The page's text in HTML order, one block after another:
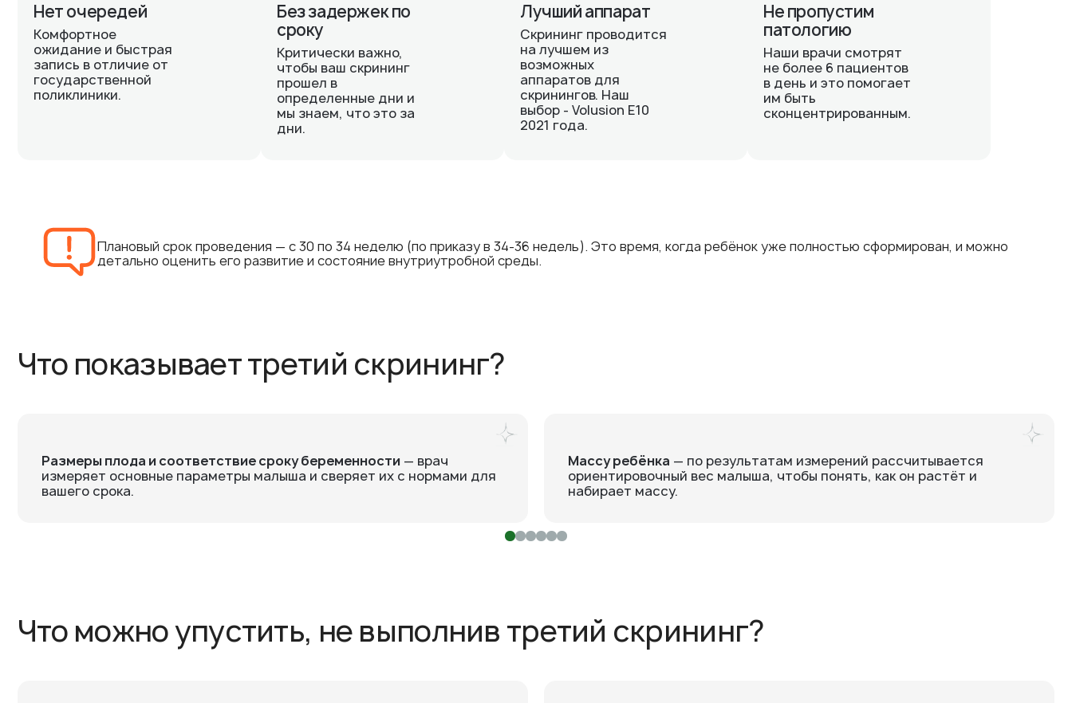
Нет очередей
Комфортное
ожидание и быстрая
запись в отличие от
государственной
поликлиники.
Без задержек по
сроку
Критически важно,
чтобы ваш скрининг
прошел в
определенные дни и
мы знаем, что это за
дни.
Лучший аппарат
Скрининг проводится
на лучшем из
возможных
аппаратов для
скринингов. Наш
выбор - Volusion E10
2021 года.
Не пропустим
патологию
Наши врачи смотрят
не более 6 пациентов
в день и это помогает
им быть
сконцентрированным.
Плановый срок проведения — с 30 по 34 неделю (по приказу в 34-36 недель). Это время, когда ребёнок уже полностью сформирован, и можно
детально оценить его развитие и состояние внутриутробной среды.
Что показывает третий скрининг?
Размеры плода и соответствие сроку беременности — врач
измеряет основные параметры малыша и сверяет их с нормами для
вашего срока.
Массу ребёнка — по результатам измерений рассчитывается
ориентировочный вес малыша, чтобы понять, как он растёт и
набирает массу.
Что можно упустить, не выполнив третий скрининг?